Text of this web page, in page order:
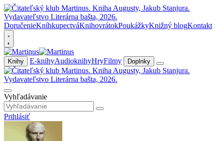
DoručenieKníhkupectváKnihovrátokPoukážkyKnižný blogKontakt
Knihy E-knihyAudioknihyHryFilmy Doplnky
Vyhľadávanie
Prihlásiť